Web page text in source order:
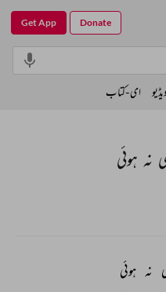
ہوئی
نہ ہوئی
Get App Donate
ای-کتاب